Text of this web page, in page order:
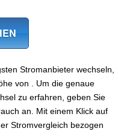
Stromanbieter wechseln,
von . Um die genaue
zu erfahren, geben Sie
an. Mit einem Klick auf
Stromvergleich bezogen